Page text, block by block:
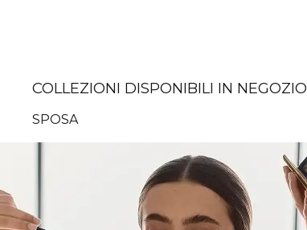
COLLEZIONI DISPONIBILI IN NEGOZIO
SPOSA